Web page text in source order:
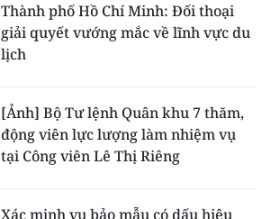
Thành phố Hồ Chí Minh: Đối thoại
giải quyết vướng mắc về lĩnh vực du
lịch
[Ảnh] Bộ Tư lệnh Quân khu 7 thăm,
động viên lực lượng làm nhiệm vụ
tại Công viên Lê Thị Riêng
Xác minh vụ bảo mẫu có dấu hiệu